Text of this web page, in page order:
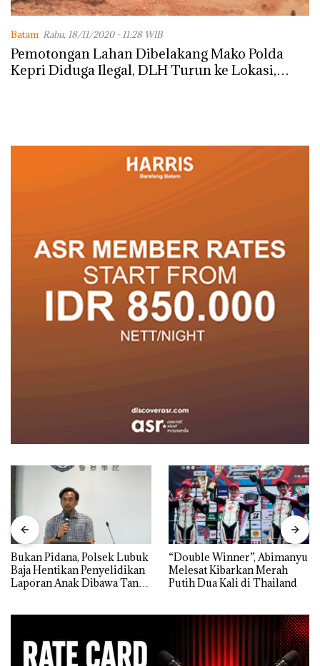
Batam Rabu, 18/11/2020 - 11:28 WIB
Pemotongan Lahan Dibelakang Mako Polda
Kepri Diduga Ilegal, DLH Turun ke Lokasi,
Bukan Pidana, Polsek Lubuk
Baja Hentikan Penyelidikan
Laporan Anak Dibawa Tanpa
“Double Winner”, Abimanyu
Melesat Kibarkan Merah
Putih Dua Kali di Thailand